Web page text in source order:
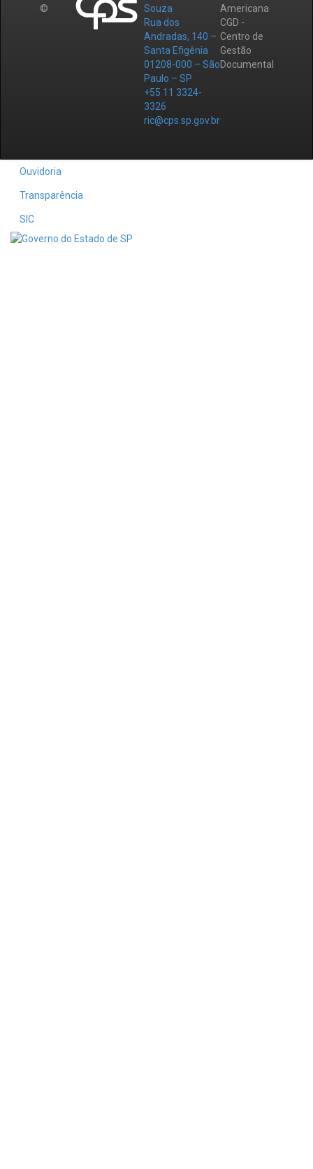
©
Souza
Rua dos
Andradas, 140 –
Santa Efigênia
01208-000 – São
Paulo – SP
+55 11 3324-
3326
ric@cps.sp.gov.br
Americana
CGD -
Centro de
Gestão
Documental
Ouvidoria
Transparência
SIC